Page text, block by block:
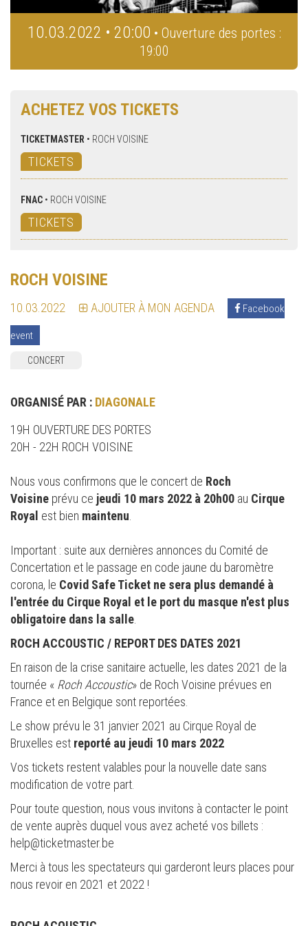
10.03.2022 • 20:00 • Ouverture des portes :
19:00
ACHETEZ VOS TICKETS
TICKETMASTER • ROCH VOISINE
TICKETS
FNAC • ROCH VOISINE
TICKETS
ROCH VOISINE
10.03.2022 AJOUTER À MON AGENDA Facebook
event
CONCERT
ORGANISÉ PAR : DIAGONALE
19H OUVERTURE DES PORTES
20H - 22H ROCH VOISINE
Nous vous confirmons que le concert de Roch
Voisine prévu ce jeudi 10 mars 2022 à 20h00 au Cirque
Royal est bien maintenu
Important : suite aux dernières annonces du Comité de
Concertation et le passage en code jaune du baromètre
corona, le Covid Safe Ticket ne sera plus demandé à
l'entrée du Cirque Royal et le port du masque n'est plus
obligatoire dans la salle
ROCH ACCOUSTIC / REPORT DES DATES 2021
En raison de la crise sanitaire actuelle, les dates 2021 de la
tournée « Roch Accoustic» de Roch Voisine prévues en
France et en Belgique sont reportées.
Le show prévu le 31 janvier 2021 au Cirque Royal de
Bruxelles est reporté au jeudi 10 mars 2022
Vos tickets restent valables pour la nouvelle date sans
modification de votre part.
Pour toute question, nous vous invitons à contacter le point
de vente auprès duquel vous avez acheté vos billets :
help@ticketmaster.be
Merci à tous les spectateurs qui garderont leurs places pour
nous revoir en 2021 et 2022 !